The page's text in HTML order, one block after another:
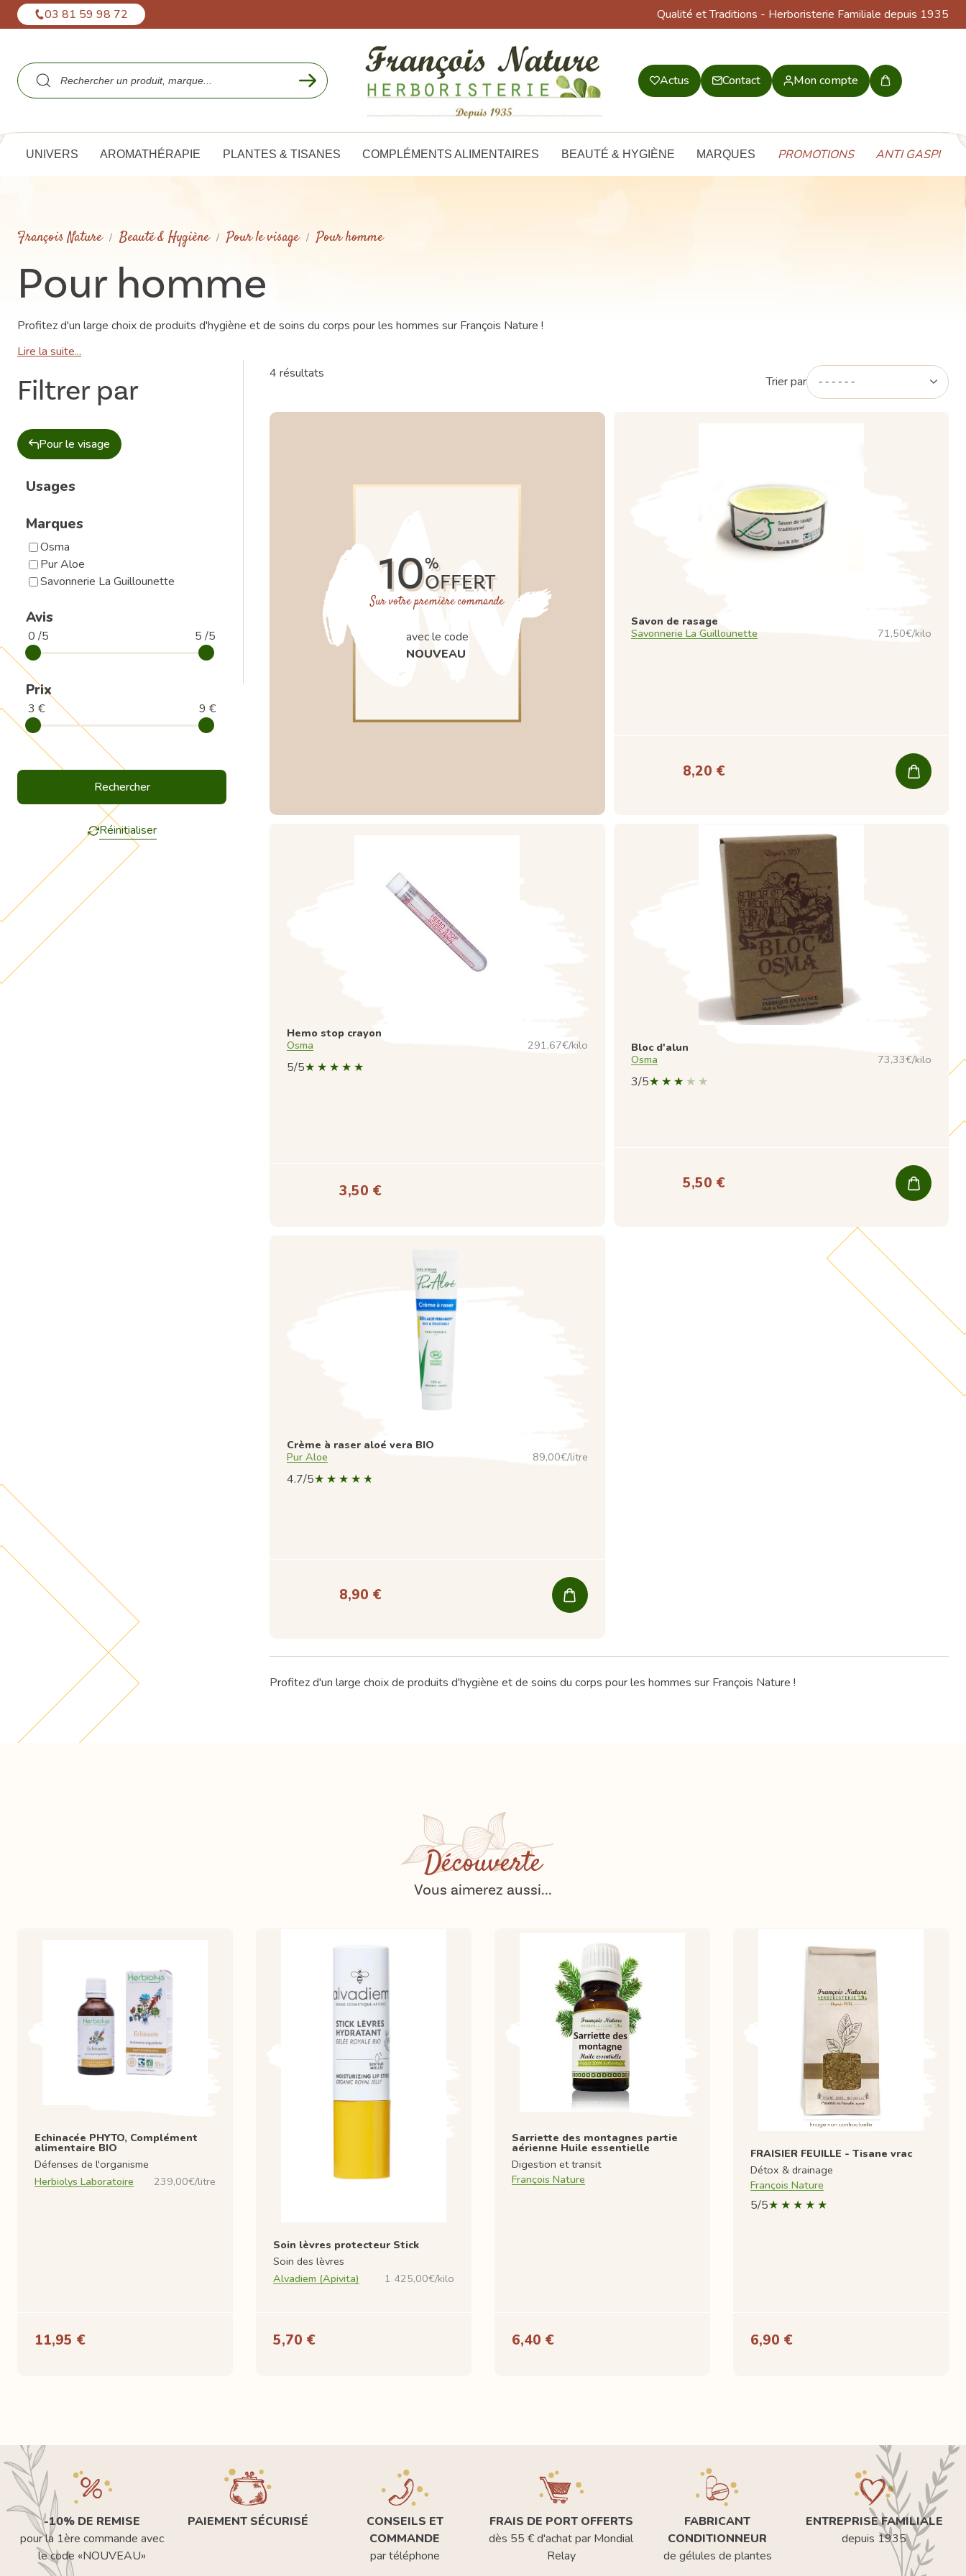
03 81 59 98 72 Qualité et Traditions - Herboristerie Familiale depuis 1935
Actus Contact Mon compte
Mon
UNIVERS AROMATHÉRAPIE PLANTES & TISANES COMPLÉMENTS ALIMENTAIRES BEAUTÉ & HYGIÈNE MARQUES PROMOTIONS ANTI GASPI
François Nature Beauté & Hygiène Pour le visage Pour homme
Pour homme
Profitez d'un large choix de produits d'hygiène et de soins du corps pour les hommes sur François Nature !
Lire la suite...
Filtrer par
Pour le visage
Usages
Marques
Osma
Pur Aloe
Savonnerie La Guillounette
Avis
0 /5 5 /5
Prix
3 € 9 €
Réinitialiser
4 résultats
Trier par
10%
OFFERT
Sur votre première commande
avec le code
NOUVEAU
Savon de rasage
Savonnerie La Guillounette
71,50€/kilo
8,20 €
Hemo stop crayon
Osma
291,67€/kilo
5/5
3,50 €
Bloc d'alun
Osma
73,33€/kilo
3/5
5,50 €
Crème à raser aloé vera BIO
Pur Aloe
89,00€/litre
4.7/5
8,90 €
Profitez d'un large choix de produits d'hygiène et de soins du corps pour les hommes sur François Nature !
Découverte
Vous aimerez aussi...
Echinacée PHYTO, Complément
alimentaire BIO
Défenses de l'organisme
Herbiolys Laboratoire
239,00€/litre
11,95 €
Soin lèvres protecteur Stick
Soin des lèvres
Alvadiem (Apivita)
1 425,00€/kilo
5,70 €
Sarriette des montagnes partie
aérienne Huile essentielle
Digestion et transit
François Nature
6,40 €
FRAISIER FEUILLE - Tisane vrac
Détox & drainage
François Nature
5/5
6,90 €
-10% DE REMISE
pour la 1ère commande avec
le code «NOUVEAU»
PAIEMENT SÉCURISÉ
CONSEILS ET
COMMANDE
par téléphone
FRAIS DE PORT OFFERTS
dès 55 € d'achat par Mondial
Relay
FABRICANT
CONDITIONNEUR
de gélules de plantes
ENTREPRISE FAMILIALE
depuis 1935
Panneau de gestion des cookies